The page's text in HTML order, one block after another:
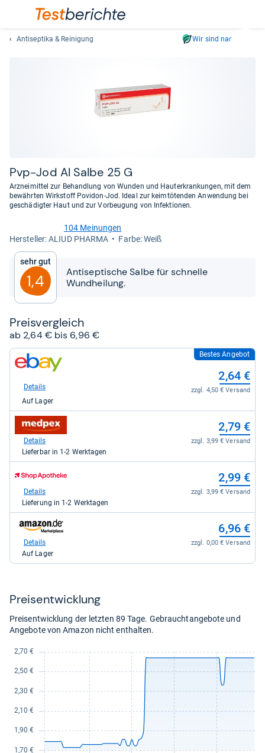
und
lassen
Antiseptika & Reinigung Wir sind nachhaltig
Pvp-​Jod Al Salbe 25 G
Arzneimittel zur Behandlung von Wunden und Hauterkrankungen, mit dem
bewährten Wirkstoff Povidon-Jod. Ideal zur keimtötenden Anwendung bei
geschädigter Haut und zur Vorbeugung von Infektionen.
von
Sternen
104 Meinungen
Her­stel­ler: ALIUD PHARMA
Farbe: Weiß
Sehr gut
1,4
Antiseptische Salbe für schnelle
Wundheilung.
Preis­ver­gleich
ab 2,64 € bis 6,96 €
zum
Shop:
eBay
2,64
kaufen.
Bestes Angebot
2,64 €
zzgl. 4,50 € Versand
Details
Auf Lager
zum
Shop:
medpex
kaufen.
2,79 €
zzgl. 3,99 € Versand
Details
Lieferbar in 1-2 Werktagen
zum
Shop:
Shop
für
kaufen.
2,99 €
zzgl. 3,99 € Versand
Details
Lieferung in 1-2 Werktagen
zum
Shop:
Amazon.de
6,96 €
zzgl. 0,00 € Versand
Details
Auf Lager
Preis­ent­wick­lung
Preisentwicklung der letzten 89 Tage. Gebrauchtangebote und
Angebote von Amazon nicht enthalten.